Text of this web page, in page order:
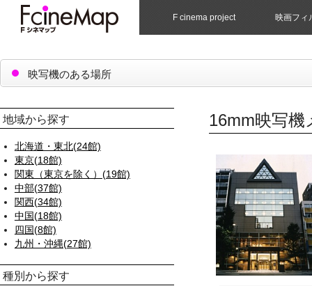
F cinema project 映画フィ
映写機のある場所
16mm映写機
地域から探す
北海道・東北(24館)
東京(18館)
関東（東京を除く）(19館)
中部(37館)
関西(34館)
中国(18館)
四国(8館)
九州・沖縄(27館)
種別から探す